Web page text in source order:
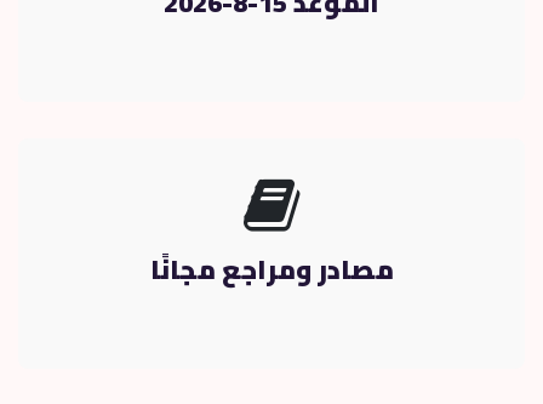
مصادر ومراجع مجانًا